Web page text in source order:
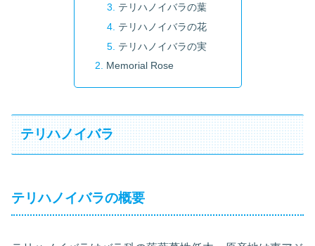
テリハノイバラの葉
テリハノイバラの花
テリハノイバラの実
Memorial Rose
テリハノイバラ
テリハノイバラの概要